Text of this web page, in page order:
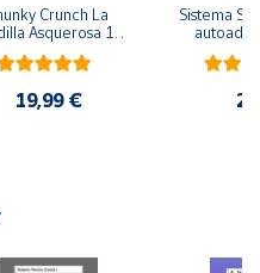
Crunch La
Asquerosa 16
piezas
19,99 €
Sistema